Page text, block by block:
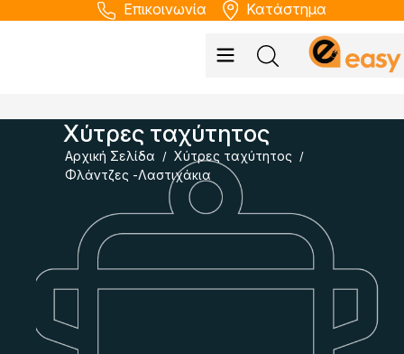
Επικοινωνία Κατάστημα
Αρχική Σελίδα / Χύτρες ταχύτητος /
Φλάντζες -Λαστιχάκια
Χύτρες ταχύτητος